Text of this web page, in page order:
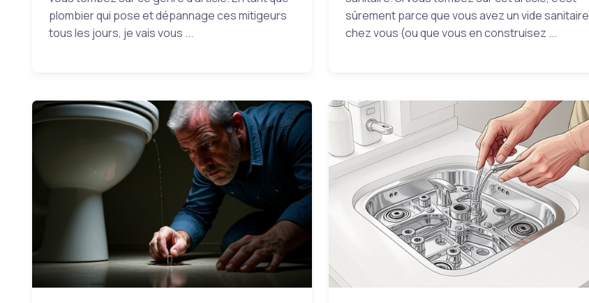
plombier qui pose et dépannage ces mitigeurs
tous les jours, je vais vous ...
sûrement parce que vous avez un vide sanitaire
chez vous (ou que vous en construisez ...